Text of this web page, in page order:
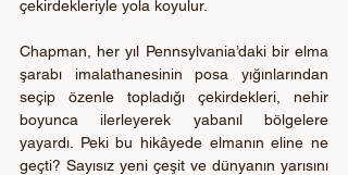
çekirdekleriyle yola koyulur.
Chapman, her yıl Pennsylvania’daki bir elma
şarabı imalathanesinin posa yığınlarından
seçip özenle topladığı çekirdekleri, nehir
boyunca ilerleyerek yabanıl bölgelere
yayardı. Peki bu hikâyede elmanın eline ne
geçti? Sayısız yeni çeşit ve dünyanın yarısını